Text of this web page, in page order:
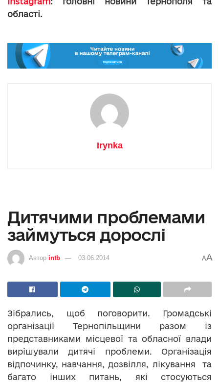
області.
Irynka
Дитячими проблемами
займуться дорослі
Автор intb 03.06.2014 AA
Зібрались, щоб поговорити. Громадські
організації Тернопільщини разом із
представниками місцевої та обласної влади
вирішували дитячі проблеми. Організація
відпочинку, навчання, дозвілля, лікування та
багато інших питань, які стосуються